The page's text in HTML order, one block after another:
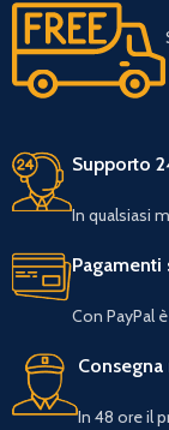
Supporto
In qualsiasi
Pagamenti
Con PayPal
Consegna
In 48 ore il